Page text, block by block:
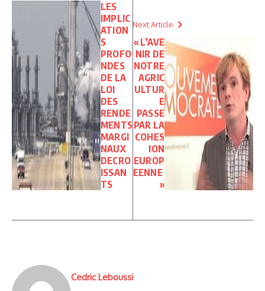
LES
IMPLIC
ATION
S
PROFO
NDES
DE LA
LOI
DES
RENDE
MENTS
MARGI
NAUX
DECRO
ISSAN
TS
Next Article
« L’AVE
NIR DE
NOTRE
AGRIC
ULTUR
E
PASSE
PAR LA
COHES
ION
EUROP
EENNE
»
Cedric Leboussi